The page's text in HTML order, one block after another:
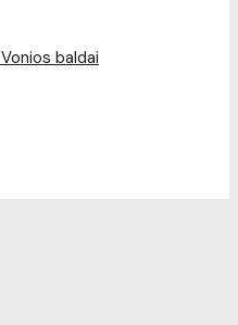
Vonios baldai